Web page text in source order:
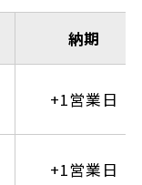
納期
+1営業日
+1営業日